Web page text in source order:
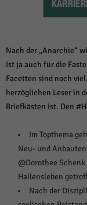
Nach der „Anarchie“
Ist ja auch für die
Facetten sind noch
herzöglichen Leser in
Briefkästen ist. Den
Im Topthema
Neu- und
@Dorothee
Hallensleben
Nach der
Essenziell (1)
Essenzielle Cookies
einwandfreie Funktion
Statistiken (1)
Statistik Cookies
uns zu verstehen, wie